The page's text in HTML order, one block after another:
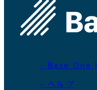
- Base One
- ヘルプ